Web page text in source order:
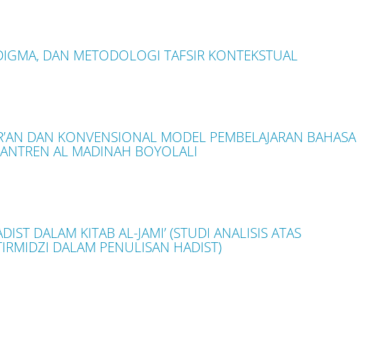
DAN METODOLOGI TAFSIR KONTEKSTUAL
DAN KONVENSIONAL MODEL PEMBELAJARAN BAHASA
AL MADINAH BOYOLALI
DALAM KITAB AL-JAMI’ (STUDI ANALISIS ATAS
DALAM PENULISAN HADIST)